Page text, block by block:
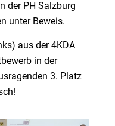
der PH Salzburg
unter Beweis.
aus der 4KDA
in der
3. Platz